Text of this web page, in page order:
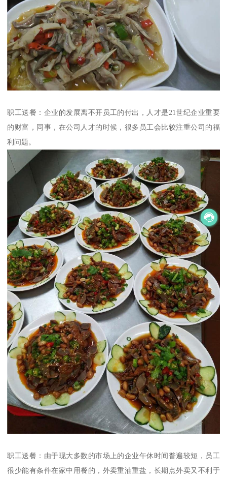
职工送餐：企业的发展离不开员工的付出，人才是21世纪企业重要
的财富，同事，在公司人才的时候，很多员工会比较注重公司的福
利问题。
职工送餐：由于现大多数的市场上的企业午休时间普遍较短，员工
很少能有条件在家中用餐的，外卖重油重盐，长期点外卖又不利于